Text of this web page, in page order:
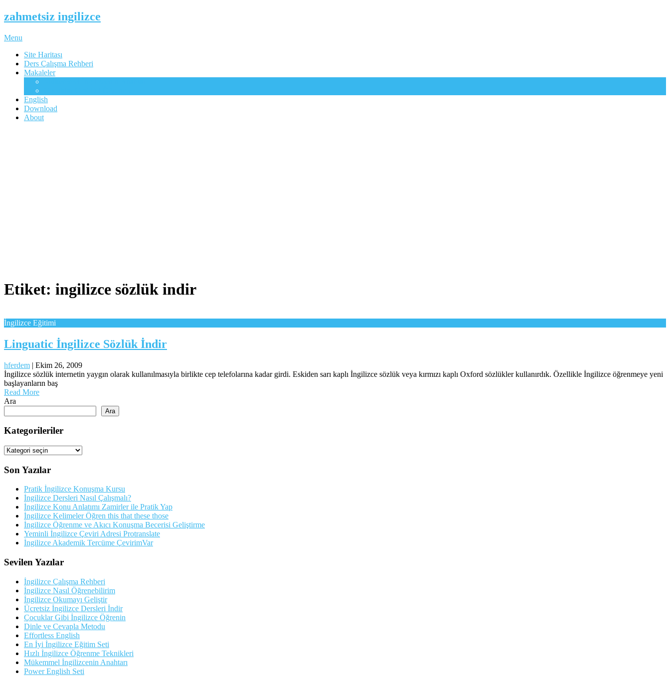
zahmetsiz ingilizce
Menu
Site Haritası
Ders Çalışma Rehberi
Makaleler
English
Download
About
Etiket: ingilizce sözlük indir
İngilizce Eğitimi
Linguatic İngilizce Sözlük İndir
hferdem | Ekim 26, 2009
İngilizce sözlük internetin yaygın olarak kullanılmasıyla birlikte cep telefolarına kadar girdi. Eskiden sarı kaplı İngilizce sözlük veya kırmızı kaplı Oxford sözlükler kullanırdık. Özellikle İngilizce öğrenmeye yeni
başlayanların baş
Read More
Ara
Ara
Kategorileriler
Kategorileriler
Son Yazılar
Pratik İngilizce Konuşma Kursu
İngilizce Dersleri Nasıl Çalışmalı?
İngilizce Konu Anlatımı Zamirler ile Pratik Yap
İngilizce Kelimeler Öğren this that these those
İngilizce Öğrenme ve Akıcı Konuşma Becerisi Geliştirme
Yeminli İngilizce Çeviri Adresi Protranslate
İngilizce Akademik Tercüme ÇevirimVar
Sevilen Yazılar
İngilizce Çalışma Rehberi
İngilizce Nasıl Öğrenebilirim
İngilizce Okumayı Geliştir
Ücretsiz İngilizce Dersleri İndir
Çocuklar Gibi İngilizce Öğrenin
Dinle ve Cevapla Metodu
Effortless English
En İyi İngilizce Eğitim Seti
Hızlı İngilizce Öğrenme Teknikleri
Mükemmel İngilizcenin Anahtarı
Power English Seti